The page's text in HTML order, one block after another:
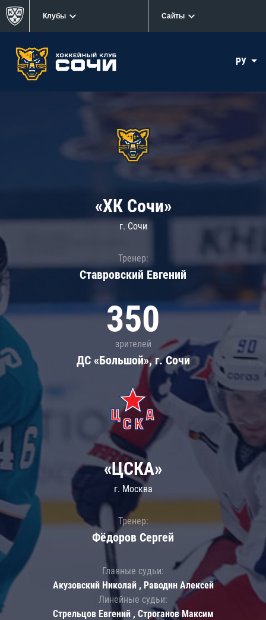
Клубы Сайты
РУ
«ХК Сочи»
г. Сочи
Тренер:
Ставровский Евгений
350
зрителей
ДС «Большой», г. Сочи
«ЦСКА»
г. Москва
Тренер:
Фёдоров Сергей
Главные судьи:
Акузовский Николай , Раводин Алексей
Линейные судьи:
Стрельцов Евгений , Строганов Максим